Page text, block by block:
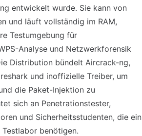
entwickelt wurde. Sie kann von
und läuft vollständig im RAM,
Testumgebung für
Analyse und Netzwerkforensik
Distribution bündelt Aircrack-ng,
und inoffizielle Treiber, um
die Paket-Injektion zu
sich an Penetrationstester,
und Sicherheitsstudenten, die ein
benötigen.